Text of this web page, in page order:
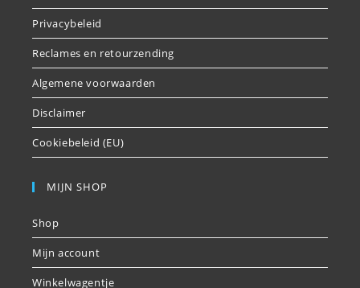
Privacybeleid
Reclames en retourzending
Algemene voorwaarden
Disclaimer
Cookiebeleid (EU)
MIJN SHOP
Shop
Mijn account
Winkelwagentje